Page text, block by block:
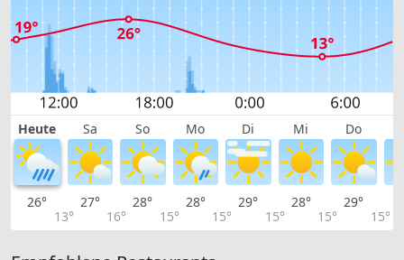
Heute Sa So Mo Di Mi Do
26°
13°
27°
16°
28°
15°
28°
15°
29°
15°
28°
15°
29°
15°